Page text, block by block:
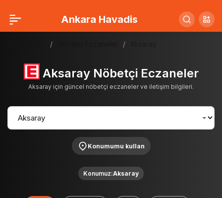
Ankara Havadis
Aksaray Nöbetçi Eczaneler
Aksaray için güncel nöbetçi eczaneler ve iletişim bilgileri.
Konumumu kullan
Konumuz:Aksaray